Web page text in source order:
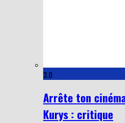
3.0
Arrête ton
Kurys : critique